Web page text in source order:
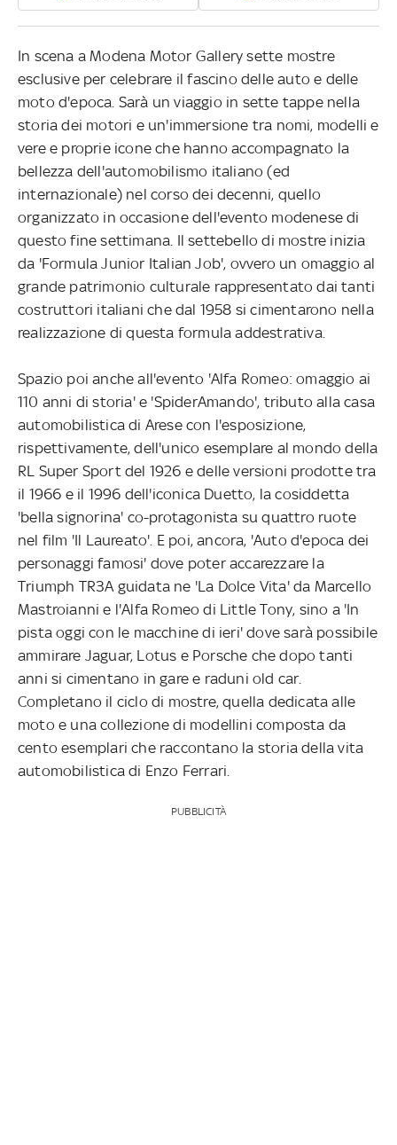
In scena a Modena Motor Gallery sette mostre
esclusive per celebrare il fascino delle auto e delle
moto d'epoca. Sarà un viaggio in sette tappe nella
storia dei motori e un'immersione tra nomi, modelli e
vere e proprie icone che hanno accompagnato la
bellezza dell'automobilismo italiano (ed
internazionale) nel corso dei decenni, quello
organizzato in occasione dell'evento modenese di
questo fine settimana. Il settebello di mostre inizia
da 'Formula Junior Italian Job', ovvero un omaggio al
grande patrimonio culturale rappresentato dai tanti
costruttori italiani che dal 1958 si cimentarono nella
realizzazione di questa formula addestrativa.
Spazio poi anche all'evento 'Alfa Romeo: omaggio ai
110 anni di storia' e 'SpiderAmando', tributo alla casa
automobilistica di Arese con l'esposizione,
rispettivamente, dell'unico esemplare al mondo della
RL Super Sport del 1926 e delle versioni prodotte tra
il 1966 e il 1996 dell'iconica Duetto, la cosiddetta
'bella signorina' co-protagonista su quattro ruote
nel film 'Il Laureato'. E poi, ancora, 'Auto d'epoca dei
personaggi famosi' dove poter accarezzare la
Triumph TR3A guidata ne 'La Dolce Vita' da Marcello
Mastroianni e l'Alfa Romeo di Little Tony, sino a 'In
pista oggi con le macchine di ieri' dove sarà possibile
ammirare Jaguar, Lotus e Porsche che dopo tanti
anni si cimentano in gare e raduni old car.
Completano il ciclo di mostre, quella dedicata alle
moto e una collezione di modellini composta da
cento esemplari che raccontano la storia della vita
automobilistica di Enzo Ferrari.
PUBBLICITÀ